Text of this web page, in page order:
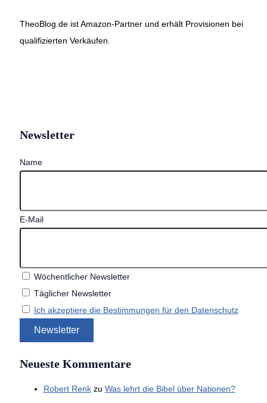
TheoBlog.de ist Amazon-Partner und erhält Provisionen bei
qualifizierten Verkäufen.
Newsletter
Name
E-Mail
Wöchentlicher Newsletter
Täglicher Newsletter
Ich akzeptiere die Bestimmungen für den Datenschutz
Neueste Kommentare
Robert Renkzu Was lehrt die Bibel über Nationen?